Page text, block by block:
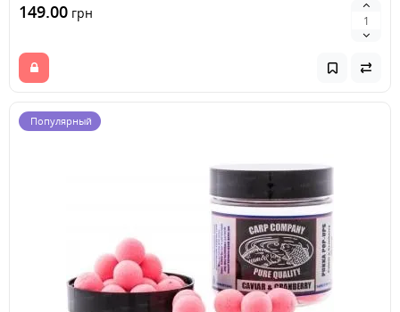
149.00 грн
Популярный